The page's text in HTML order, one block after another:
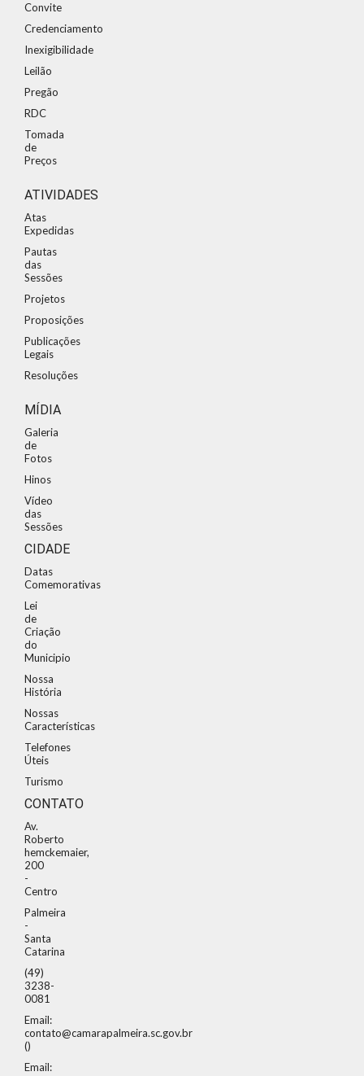
Convite
Credenciamento
Inexigibilidade
Leilão
Pregão
RDC
Tomada
de
Preços
ATIVIDADES
Atas
Expedidas
Pautas
das
Sessões
Projetos
Proposições
Publicações
Legais
Resoluções
MÍDIA
Galeria
de
Fotos
Hinos
Vídeo
das
Sessões
CIDADE
Datas
Comemorativas
Lei
de
Criação
do
Municipio
Nossa
História
Nossas
Características
Telefones
Úteis
Turismo
CONTATO
Av.
Roberto
hemckemaier,
200
-
Centro
Palmeira
-
Santa
Catarina
(49)
3238-
0081
Email:
contato@camarapalmeira.sc.gov.br
()
Email: